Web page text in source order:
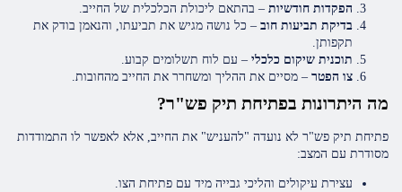
הפקדות חודשיות – בהתאם ליכולת הכלכלית של החייב.
בדיקת תביעות חוב – כל נושה מגיש את תביעתו, והנאמן בודק את
תקפותן.
תוכנית שיקום כלכלי – עם לוח תשלומים קבוע.
צו הפטר – מסיים את ההליך ומשחרר את החייב מהחובות.
מה היתרונות בפתיחת תיק פש"ר?
פתיחת תיק פש"ר לא נועדה "להעניש" את החייב, אלא לאפשר לו התמודדות
מסודרת עם המצב:
עצירת עיקולים והליכי גבייה מיד עם פתיחת הצו.